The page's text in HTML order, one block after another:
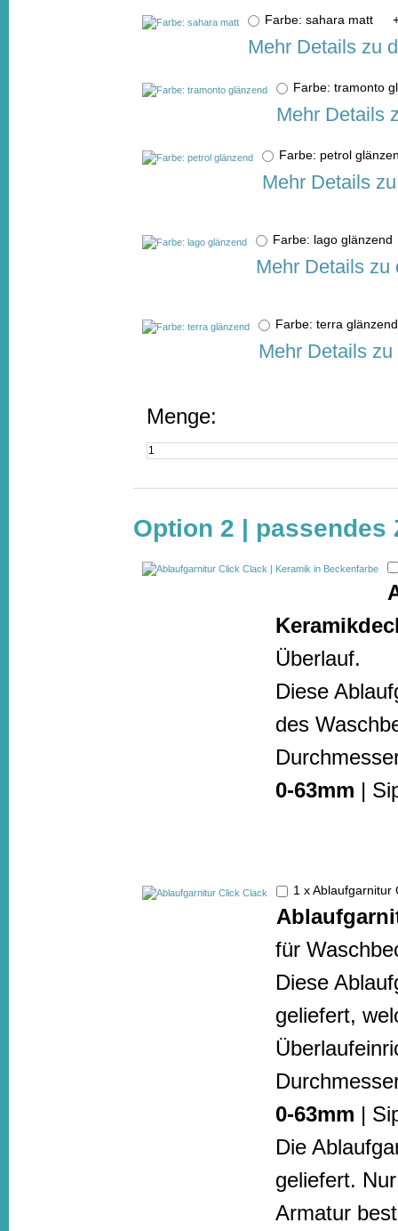
Farbe: sahara matt
Mehr Details zu
Farbe: tramonto
Mehr Details
Farbe: petrol
Mehr Details
Farbe: lago
Mehr Details zu
Farbe: terra
Mehr Details
Menge:
Option 2 | passendes
Überlauf.
Diese
des
0-63mm |
1 x
für
Diese
geliefert,
0-63mm |
Die
geliefert.
Armatur